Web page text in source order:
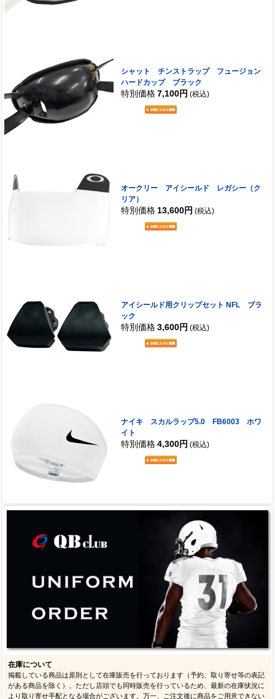
シャット チンストラップ フュージョン
ハードカップ ブラック
特別価格 7,100円 (税込)
オークリー アイシールド レガシー（ク
リア）
特別価格 13,600円 (税込)
アイシールド用クリップセット NFL ブラ
ック
特別価格 3,600円 (税込)
ナイキ スカルラップ5.0 FB6003 ホワ
イト
特別価格 4,300円 (税込)
在庫について
掲載している商品は原則として在庫販売を行っております（予約、取り寄せ等の表記
がある商品を除く）。ただし店頭でも同時販売を行っているため、最新の在庫状況に
より取り寄せ手配となる場合がございます。万一、ご注文後に商品をご用意できない